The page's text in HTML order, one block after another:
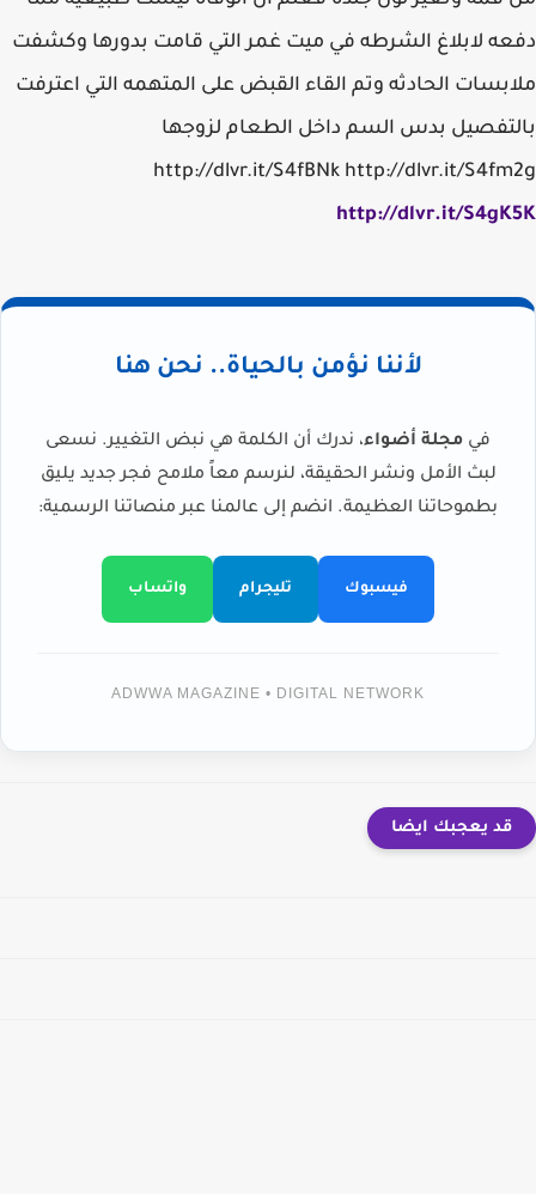
دفعه لابلاغ الشرطه في ميت غمر التي قامت بدورها وكشفت
ملابسات الحادثه وتم القاء القبض على المتهمه التي اعترفت
بالتفصيل بدس السم داخل الطعام لزوجها
http://dlvr.it/S4fBNk http://dlvr.it/S4fm2g
http://dlvr.it/S4gK5K
لأننا نؤمن بالحياة.. نحن هنا
في مجلة أضواء، ندرك أن الكلمة هي نبض التغيير. نسعى
لبث الأمل ونشر الحقيقة، لنرسم معاً ملامح فجر جديد يليق
بطموحاتنا العظيمة. انضم إلى عالمنا عبر منصاتنا الرسمية:
فيسبوك تليجرام واتساب
ADWWA MAGAZINE • DIGITAL NETWORK
قد يعجبك ايضا